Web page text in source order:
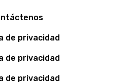
de privacidad
de privacidad
de privacidad